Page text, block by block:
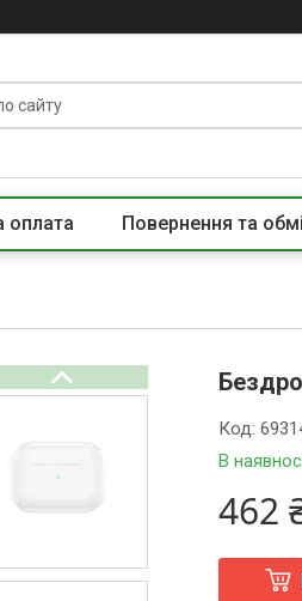
оплата Повернення та
В
Код:
462